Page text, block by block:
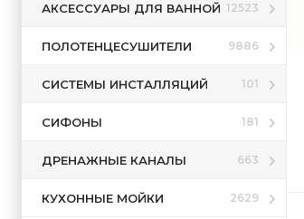
АКСЕССУАРЫ ДЛЯ ВАННОЙ 12523
ПОЛОТЕНЦЕСУШИТЕЛИ 9886
СИСТЕМЫ ИНСТАЛЛЯЦИЙ 101
СИФОНЫ 181
ДРЕНАЖНЫЕ КАНАЛЫ 663
КУХОННЫЕ МОЙКИ 2629